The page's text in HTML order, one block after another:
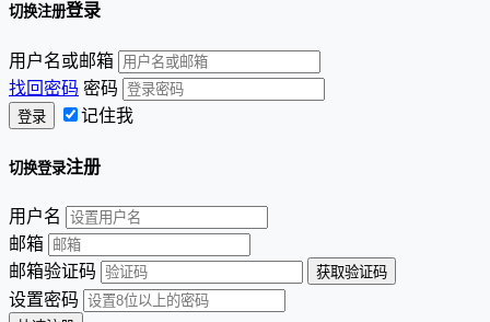
切换注册登录
用户名或邮箱
找回密码 密码
记住我
切换登录注册
用户名
邮箱
邮箱验证码
设置密码